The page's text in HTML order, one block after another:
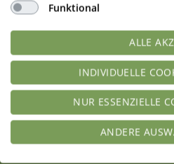
INFO
Zahlung und Versand
Widerrufsbelehrung
Funktional
ALLE
INDIVIDUELLE
NUR ESSENZIELLE
ANDERE